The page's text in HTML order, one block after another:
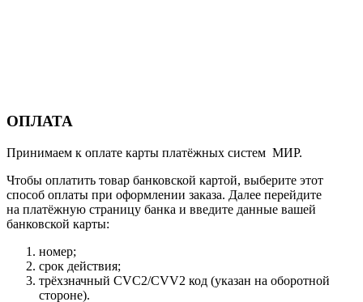
ОПЛАТА
Принимаем к оплате карты платёжных систем МИР.
Чтобы оплатить товар банковской картой, выберите этот
способ оплаты при оформлении заказа. Далее перейдите
на платёжную страницу банка и введите данные вашей
банковской карты:
номер;
срок действия;
трёхзначный CVC2/CVV2 код (указан на оборотной
стороне).